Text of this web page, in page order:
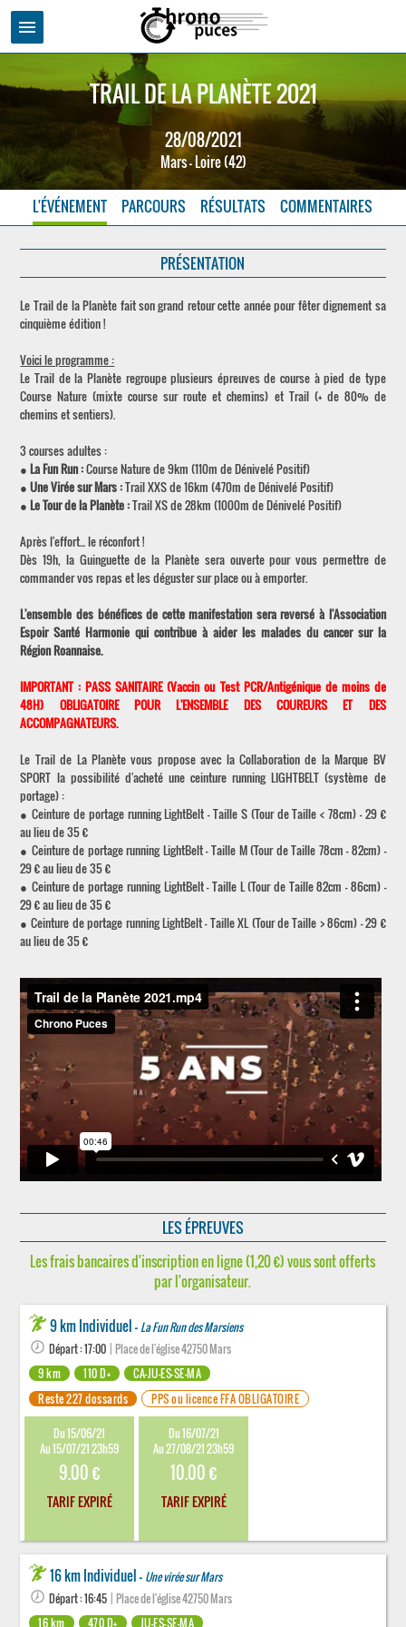
menu
TRAIL DE LA PLANÈTE 2021
28/08/2021
Mars - Loire (42)
L'ÉVÉNEMENT PARCOURS RÉSULTATS COMMENTAIRES
PRÉSENTATION
Le Trail de la Planète fait son grand retour cette année pour fêter dignement sa
cinquième édition !
Voici le programme :
Le Trail de la Planète regroupe plusieurs épreuves de course à pied de type
Course Nature (mixte course sur route et chemins) et Trail (+ de 80% de
chemins et sentiers).
3 courses adultes :
●La Fun Run :Course Nature de 9km (110m de Dénivelé Positif)
●Une Virée sur Mars :Trail XXS de 16km (470m de Dénivelé Positif)
●Le Tour de la Planète :Trail XS de 28km (1000m de Dénivelé Positif)
Après l'effort... le réconfort !
Dès 19h, la Guinguette de la Planète sera ouverte pour vous permettre de
commander vos repas et les déguster sur place ou à emporter.
L'ensemble des bénéfices de cette manifestation sera reversé à l'Association
Espoir Santé Harmonie qui contribue à aider les malades du cancer sur la
Région Roannaise.
IMPORTANT : PASS SANITAIRE (Vaccin ou Test PCR/Antigénique de moins de
48H) OBLIGATOIRE POUR L'ENSEMBLE DES COUREURS ET DES
ACCOMPAGNATEURS.
Le Trail de La Planète vous propose avec la Collaboration de la Marque BV
SPORT la possibilité d'acheté une ceinture running LIGHTBELT (système de
portage) :
● Ceinture de portage running LightBelt - Taille S (Tour de Taille < 78cm) - 29 €
au lieu de 35 €
● Ceinture de portage running LightBelt - Taille M (Tour de Taille 78cm - 82cm) -
29 € au lieu de 35 €
● Ceinture de portage running LightBelt - Taille L (Tour de Taille 82cm - 86cm) -
29 € au lieu de 35 €
● Ceinture de portage running LightBelt - Taille XL (Tour de Taille > 86cm) - 29 €
au lieu de 35 €
LES ÉPREUVES
Les frais bancaires d'inscription en ligne (1,20 €) vous sont offerts
par l'organisateur.
9 km Individuel - La Fun Run des Marsiens
Départ : 17:00 | Place de l'église 42750 Mars
9 km
110 D+
CA-JU-ES-SE-MA
Reste 227 dossards
PPS ou licence FFA OBLIGATOIRE
Du 15/06/21
Au 15/07/21 23h59
9.00 €
TARIF EXPIRÉ
Du 16/07/21
Au 27/08/21 23h59
10.00 €
TARIF EXPIRÉ
16 km Individuel - Une virée sur Mars
Départ : 16:45 | Place de l'église 42750 Mars
16 km
470 D+ JU-ES-SE-MA